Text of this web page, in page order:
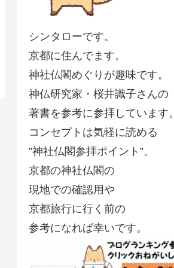
シンタローです。
京都に住んでます。
神社仏閣めぐりが趣味です。
神仏研究家・桜井識子さんの
著書を参考に参拝しています。
コンセプトは気軽に読める
”神社仏閣参拝ポイント”。
京都の神社仏閣の
現地での確認用や
京都旅行に行く前の
参考になれば幸いです。